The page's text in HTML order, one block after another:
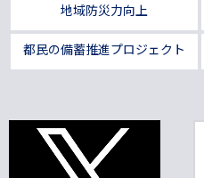
地域防災力向上
都民の備蓄推進プロジェクト